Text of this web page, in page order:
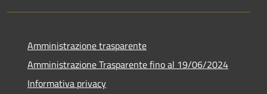
Amministrazione trasparente
Amministrazione Trasparente fino al 19/06/2024
Informativa privacy